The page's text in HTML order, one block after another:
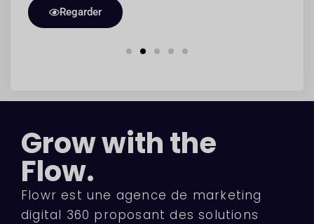
Regarder
Grow with the
Flow.
Flowr est une agence de marketing
digital 360 proposant des solutions